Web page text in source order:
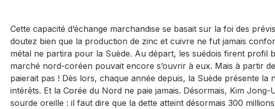
Cette capacité d’échange marchandise se basait sur la foi des
doutez bien que la production de zinc et cuivre ne fut jamais
métal ne partira pour la Suède. Au départ, les suédois firent profil
marché nord-coréen pouvait encore s’ouvrir à eux. Mais à partir
paierait pas ! Dès lors, chaque année depuis, la Suède présente
intérêts. Et la Corée du Nord ne paie jamais. Désormais, Kim
sourde oreille : il faut dire que la dette atteint désormais 300 millions